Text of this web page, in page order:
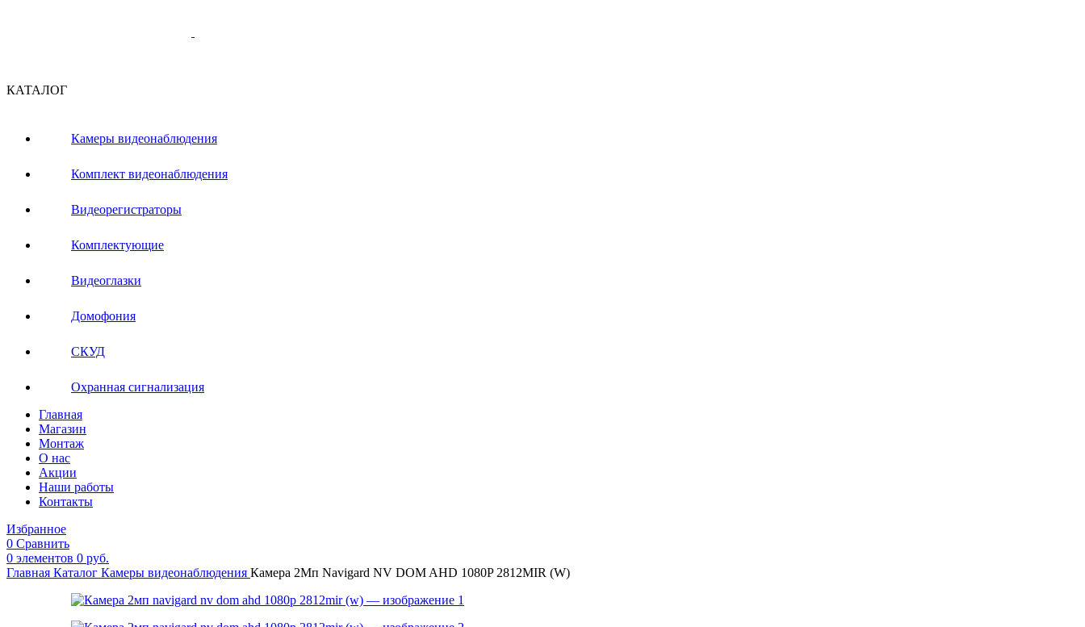
КАТАЛОГ
Камеры видеонаблюдения
Комплект видеонаблюдения
Видеорегистраторы
Комплектующие
Видеоглазки
Домофония
СКУД
Охранная сигнализация
Главная
Магазин
Монтаж
О нас
Акции
Наши работы
Контакты
Избранное
0 Сравнить
0 элементов 0 руб.
Главная Каталог Камеры видеонаблюдения Камера 2Мп Navigard NV DOM AHD 1080P 2812MIR (W)